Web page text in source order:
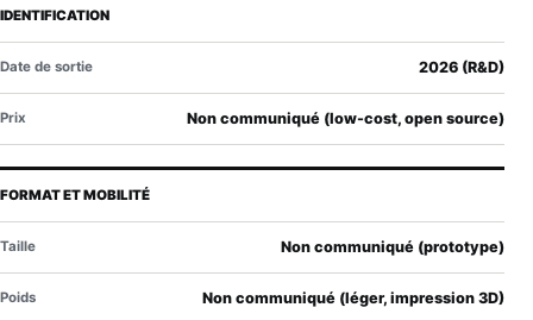
IDENTIFICATION
Date de sortie 2026 (R&D)
Prix Non communiqué (low-cost, open source)
FORMAT ET MOBILITÉ
Taille Non communiqué (prototype)
Poids Non communiqué (léger, impression 3D)